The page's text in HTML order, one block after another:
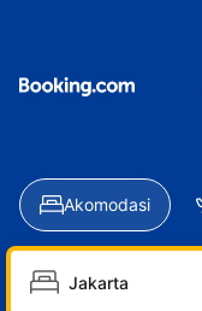
Akomodasi